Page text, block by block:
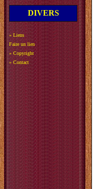
DIVERS
» Liens
Faire un lien
» Copyright
» Contact